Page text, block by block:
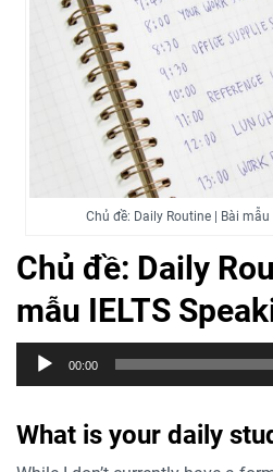
Chủ đề: Daily Routine | Bài mẫu
Chủ đề: Daily
mẫu IELTS
Trình
phát
00:00
What is your daily